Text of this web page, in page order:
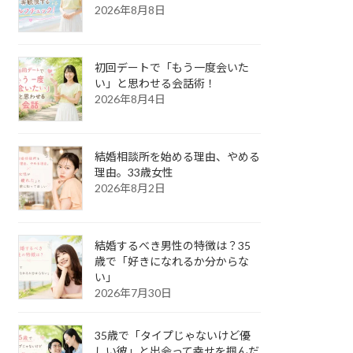
2026年8月8日
初回デートで「もう一度会いた
い」と思わせる会話術！
2026年8月4日
結婚相談所を始める理由、やめる
理由。33歳女性
2026年8月2日
結婚するべき男性の特徴は？35
歳で「好きになれるか分からな
い」
2026年7月30日
35歳で「タイプじゃないけど優